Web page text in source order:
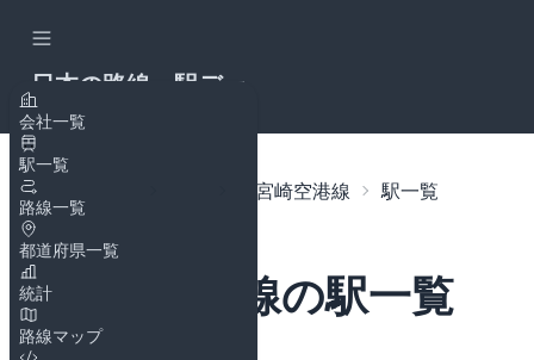
会社一覧
駅一覧
路線一覧
都道府県一覧
統計
路線マップ
日本の路線・駅デー
トップページ JR宮崎空港線 駅一覧
JR宮崎空港線の駅一覧